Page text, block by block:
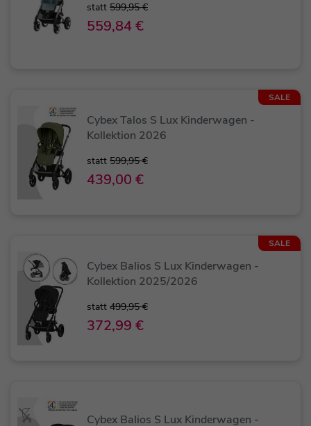
statt 599,95 €
559,84 €
SALE
Cybex Talos S Lux Kinderwagen -
Kollektion 2026
statt 599,95 €
439,00 €
SALE
Cybex Balios S Lux Kinderwagen -
Kollektion 2025/2026
statt 499,95 €
372,99 €
Cybex Balios S Lux Kinderwagen -